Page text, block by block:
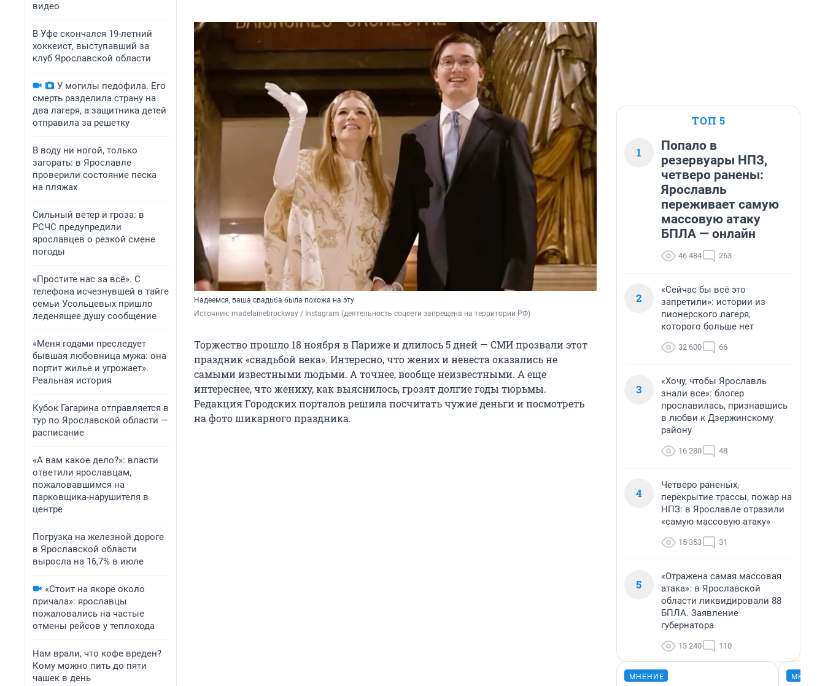
видео
В Уфе скончался 19-летний
хоккеист, выступавший за
клуб Ярославской области
У могилы педофила. Его
смерть разделила страну на
два лагеря, а защитника детей
отправила за решетку
В воду ни ногой, только
загорать: в Ярославле
проверили состояние песка
на пляжах
Сильный ветер и гроза: в
РСЧС предупредили
ярославцев о резкой смене
погоды
«Простите нас за всё». С
телефона исчезнувшей в тайге
семьи Усольцевых пришло
леденящее душу сообщение
«Меня годами преследует
бывшая любовница мужа: она
портит жилье и угрожает».
Реальная история
Кубок Гагарина отправляется в
тур по Ярославской области —
расписание
«А вам какое дело?»: власти
ответили ярославцам,
пожаловавшимся на
парковщика-нарушителя в
центре
Погрузка на железной дороге
в Ярославской области
выросла на 16,7% в июле
«Стоит на якоре около
причала»: ярославцы
пожаловались на частые
отмены рейсов у теплохода
Нам врали, что кофе вреден?
Кому можно пить до пяти
чашек в день
Надеемся, ваша свадьба была похожа на эту
Источник: madelainebrockway / Instagram (деятельность соцсети запрещена на территории РФ)
Торжество прошло 18 ноября в Париже и длилось 5 дней — СМИ прозвали этот
праздник «свадьбой века». Интересно, что жених и невеста оказались не
самыми известными людьми. А точнее, вообще неизвестными. А еще
интереснее, что жениху, как выяснилось, грозят долгие годы тюрьмы.
Редакция Городских порталов решила посчитать чужие деньги и посмотреть
на фото шикарного праздника.
ТОП 5
1
Попало в
резервуары НПЗ,
четверо ранены:
Ярославль
переживает самую
массовую атаку
БПЛА — онлайн
46 484 263
2
«Сейчас бы всё это
запретили»: истории из
пионерского лагеря,
которого больше нет
32 600 66
3
«Хочу, чтобы Ярославль
знали все»: блогер
прославилась, признавшись
в любви к Дзержинскому
району
16 280 48
4
Четверо раненых,
перекрытие трассы, пожар на
НПЗ: в Ярославле отразили
«самую массовую атаку»
15 353 31
5
«Отражена самая массовая
атака»: в Ярославской
области ликвидировали 88
БПЛА. Заявление
губернатора
13 240 110
МНЕНИЕ